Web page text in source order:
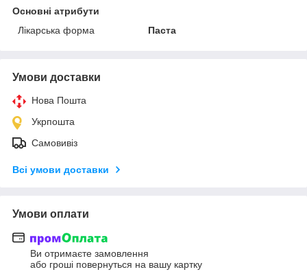
Основні атрибути
Лікарська форма
Паста
Умови доставки
Нова Пошта
Укрпошта
Самовивіз
Всі умови доставки
Умови оплати
Ви отримаєте замовлення
або гроші повернуться на вашу картку